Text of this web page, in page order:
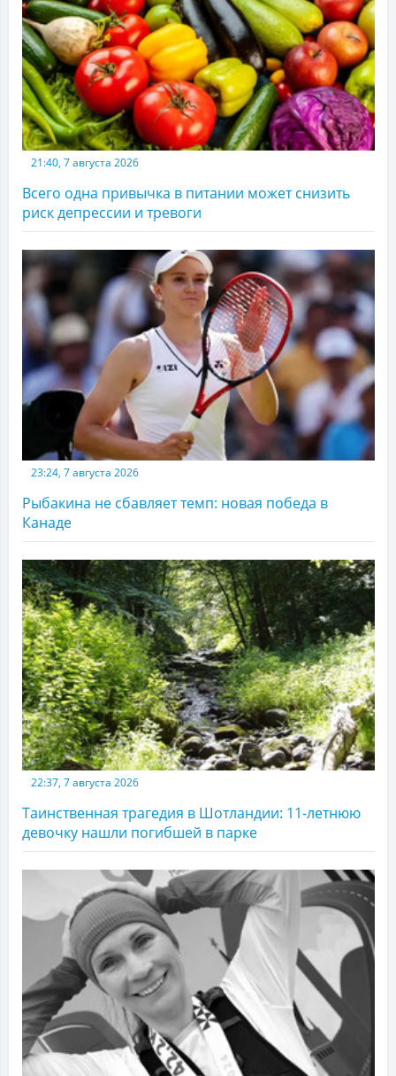
21:40, 7 августа 2026
Всего одна привычка в питании может снизить
риск депрессии и тревоги
23:24, 7 августа 2026
Рыбакина не сбавляет темп: новая победа в
Канаде
22:37, 7 августа 2026
Таинственная трагедия в Шотландии: 11-летнюю
девочку нашли погибшей в парке